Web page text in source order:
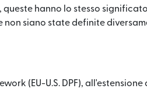
queste hanno lo stesso
siano state definite
(EU-U.S. DPF), all'estensione